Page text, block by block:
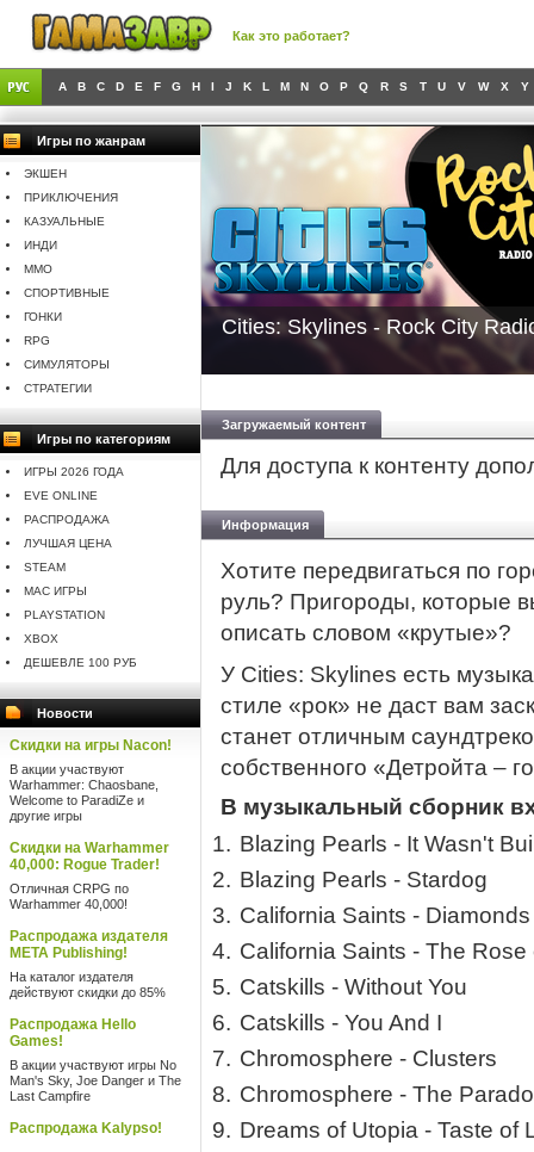
Как это работает?
A B C D E F G H I J K L M N O P Q R S T U V W X Y
Игры по жанрам
ЭКШЕН
ПРИКЛЮЧЕНИЯ
КАЗУАЛЬНЫЕ
ИНДИ
MMO
СПОРТИВНЫЕ
ГОНКИ
RPG
СИМУЛЯТОРЫ
СТРАТЕГИИ
Игры по категориям
ИГРЫ 2026 ГОДА
EVE ONLINE
РАСПРОДАЖА
ЛУЧШАЯ ЦЕНА
STEAM
MAC ИГРЫ
PLAYSTATION
XBOX
ДЕШЕВЛЕ 100 РУБ
Новости
Скидки на игры Nacon!
В акции участвуют
Warhammer: Chaosbane,
Welcome to ParadiZe и
другие игры
Скидки на Warhammer
40,000: Rogue Trader!
Отличная CRPG по
Warhammer 40,000!
Распродажа издателя
META Publishing!
На каталог издателя
действуют скидки до 85%
Распродажа Hello
Games!
В акции участвуют игры No
Man's Sky, Joe Danger и The
Last Campfire
Распродажа Kalypso!
Cities: Skylines - Rock City
Загружаемый контент
Для доступа к контенту
Информация
Хотите передвигаться по
руль? Пригороды, которые
описать словом «крутые»?
У Cities: Skylines есть
стиле «рок» не даст вам
станет отличным
собственного «Детройта –
В музыкальный сборник
Blazing Pearls - It Wasn't
Blazing Pearls - Stardog
California Saints -
California Saints - The
Catskills - Without You
Catskills - You And I
Chromosphere - Clusters
Chromosphere - The
Dreams of Utopia - Taste of